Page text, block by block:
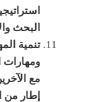
البحث
تنمية
ومهارات
مع
إطار من